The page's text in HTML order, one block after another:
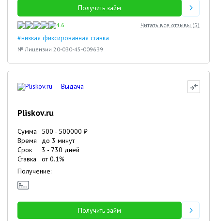
Получить займ
4.6 Читать все отзывы (5)
#низкая фиксированная ставка
№ Лицензии 20-030-45-009639
Pliskov.ru
Сумма 500 - 500000 ₽
Время
до 3 минут
Срок
3 - 730 дней
Ставка
от0.1%
Получение:
Получить займ